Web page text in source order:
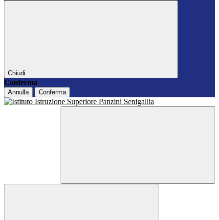
Chiudi
Conferma
Annulla Conferma